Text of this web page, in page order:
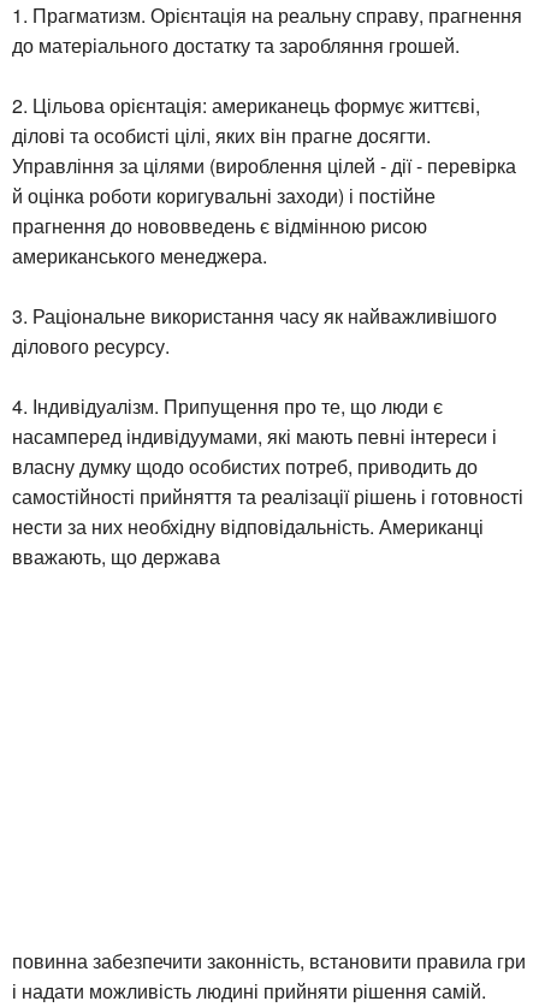
1. Прагматизм. Орієнтація на реальну справу, прагнення
до матеріального достатку та заробляння грошей.
2. Цільова орієнтація: американець формує життєві,
ділові та особисті цілі, яких він прагне досягти.
Управління за цілями (вироблення цілей - дії - перевірка
й оцінка роботи коригувальні заходи) і постійне
прагнення до нововведень є відмінною рисою
американського менеджера.
3. Раціональне використання часу як найважливішого
ділового ресурсу.
4. Індивідуалізм. Припущення про те, що люди є
насамперед індивідуумами, які мають певні інтереси і
власну думку щодо особистих потреб, приводить до
самостійності прийняття та реалізації рішень і готовності
нести за них необхідну відповідальність. Американці
вважають, що держава
повинна забезпечити законність, встановити правила гри
і надати можливість людині прийняти рішення самій.